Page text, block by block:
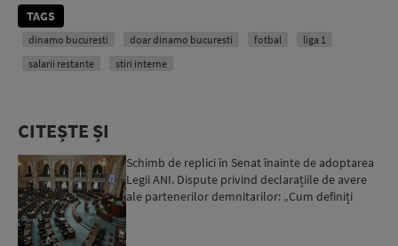
TAGS
dinamo bucuresti doar dinamo bucuresti fotbal
liga 1
salarii restante
stiri interne
CITEȘTE ȘI
Schimb de replici în Senat înainte de adoptarea
Legii ANI. Dispute privind declarațiile de avere
ale partenerilor demnitarilor: „Cum definiți